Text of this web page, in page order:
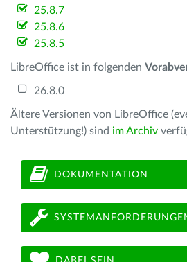
25.8.7
25.8.6
25.8.5
LibreOffice ist in folgenden
26.8.0
Ältere Versionen von LibreOffice
Unterstützung!) sind im Archiv
DOKUMENTATION